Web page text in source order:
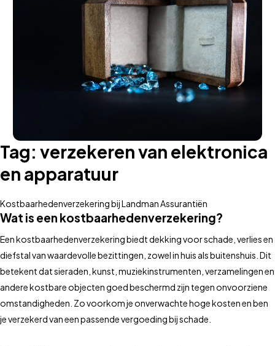
Tag: verzekeren van elektronica
en apparatuur
Kostbaarhedenverzekering bij Landman Assurantiën
Wat is een kostbaarhedenverzekering?
Een kostbaarhedenverzekering biedt dekking voor schade, verlies en
diefstal van waardevolle bezittingen, zowel in huis als buitenshuis. Dit
betekent dat sieraden, kunst, muziekinstrumenten, verzamelingen en
andere kostbare objecten goed beschermd zijn tegen onvoorziene
omstandigheden. Zo voorkom je onverwachte hoge kosten en ben
je verzekerd van een passende vergoeding bij schade.